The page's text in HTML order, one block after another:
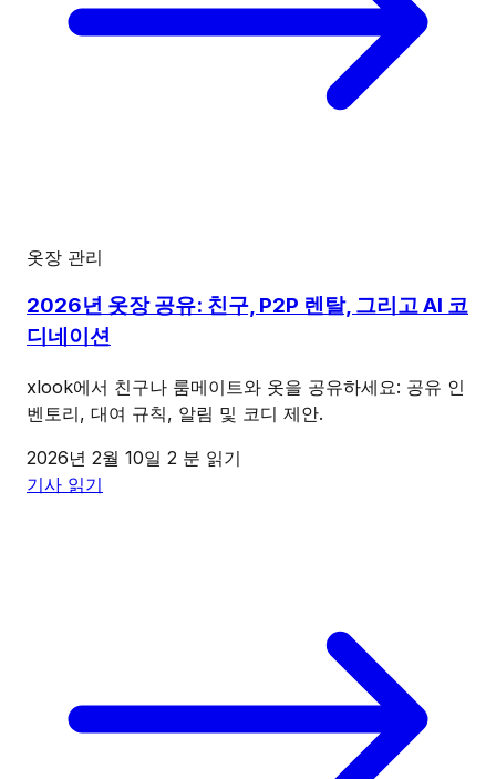
옷장 관리
2026년 옷장 공유: 친구, P2P 렌탈, 그리고 AI 코
디네이션
xlook에서 친구나 룸메이트와 옷을 공유하세요: 공유 인
벤토리, 대여 규칙, 알림 및 코디 제안.
2026년 2월 10일 2 분 읽기
기사 읽기